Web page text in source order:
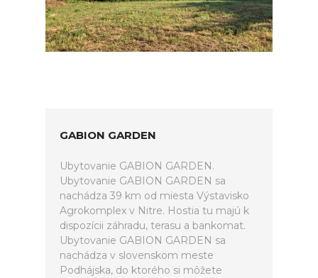
GABION GARDEN
Ubytovanie GABION GARDEN.
Ubytovanie GABION GARDEN sa
nachádza 39 km od miesta Výstavisko
Agrokomplex v Nitre. Hostia tu majú k
dispozícii záhradu, terasu a bankomat.
Ubytovanie GABION GARDEN sa
nachádza v slovenskom meste
Podhájska, do ktorého si môžete